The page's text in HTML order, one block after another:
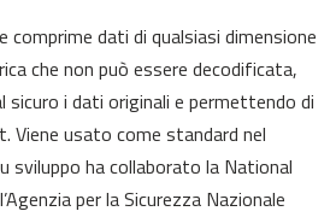
comprime dati di qualsiasi dimensione
che non può essere decodificata,
sicuro i dati originali e permettendo di
Viene usato come standard nel
sviluppo ha collaborato la National
per la Sicurezza Nazionale